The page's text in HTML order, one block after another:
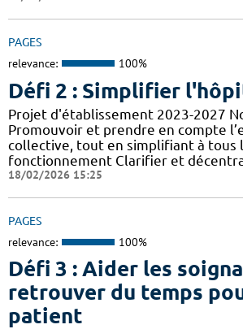
PAGES
relevance: 100%
Défi 2 : Simplifier
Projet d'établissement 2023-2027
Promouvoir et prendre en compte
collective, tout en simplifiant à tous
fonctionnement Clarifier et
18/02/2026 15:25
PAGES
relevance: 100%
Défi 3 : Aider les
retrouver du temps
patient